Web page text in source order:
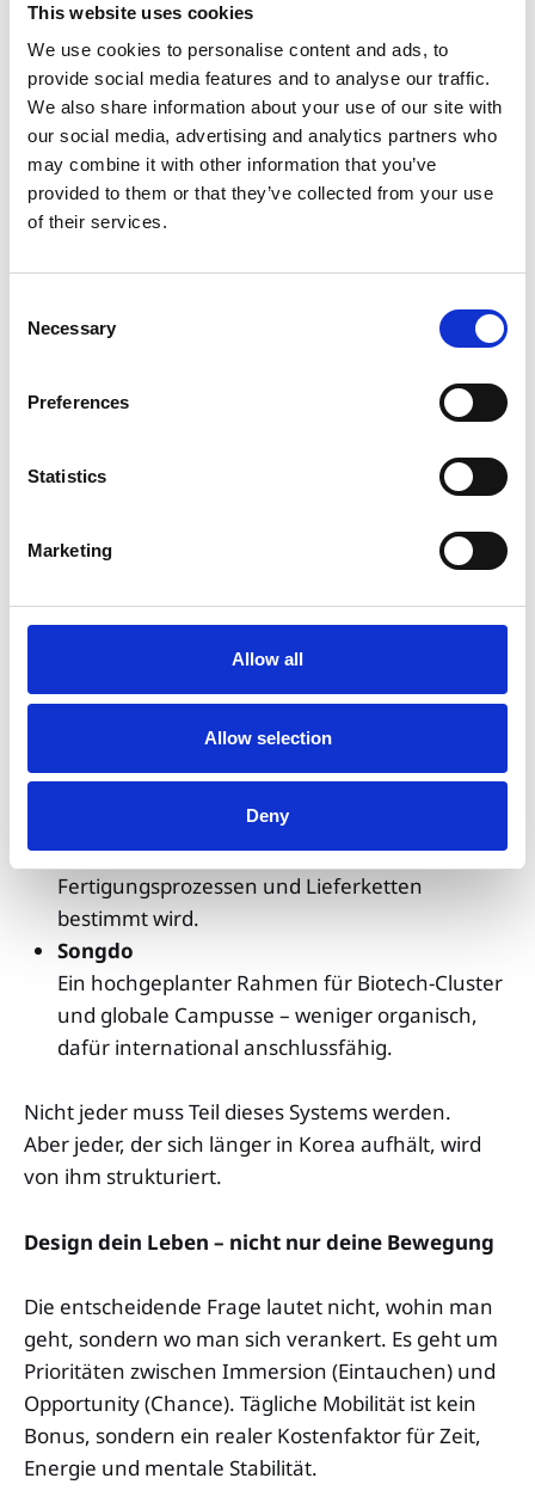
This website uses cookies
We use cookies to personalise content and ads, to
provide social media features and to analyse our traffic.
We also share information about your use of our site with
our social media, advertising and analytics partners who
may combine it with other information that you’ve
provided to them or that they’ve collected from your use
of their services.
Selection
Necessary
Preferences
Statistics
Marketing
Allow all
Allow selection
Deny
(„schnell-schnell“) ist kein bloßes Temperament,
sondern das Ergebnis eines komprimierten
Wachstums.
Ein ressourcenarmes Land hat Industrialisierung
in Jahrzehnten erreicht – nicht in Jahrhunderten.
Diese Logik unterscheidet sich deutlich von der
verfolgen jedoch dasselbe Ziel:
Wettbewerbsfähigkeit unter unterschiedlichen
historischen Bedingungen.
Zentrale Hubs und ihre Funktionen
Gangnam / Teheran-ro
Ein permanenter Beweisraum für Start-ups und
Konzerne. Sichtbarkeit ersetzt hier Sicherheit.
Seoul National University (Gwanak)
von urbaner Ablenkung – Konzentration als
Pangyo
Das Zentrum der Plattform-Industrie. Hoodies
gnadenlosen Iterationslogik.
Eine Stadt, deren Rhythmus vollständig von
Fertigungsprozessen und Lieferketten
bestimmt wird.
Songdo
Ein hochgeplanter Rahmen für Biotech-Cluster
und globale Campusse – weniger organisch,
dafür international anschlussfähig.
Nicht jeder muss Teil dieses Systems werden.
Aber jeder, der sich länger in Korea aufhält, wird
von ihm strukturiert.
Design dein Leben – nicht nur deine Bewegung
Die entscheidende Frage lautet nicht, wohin man
geht, sondern wo man sich verankert. Es geht um
Prioritäten zwischen Immersion (Eintauchen) und
Opportunity (Chance). Tägliche Mobilität ist kein
Bonus, sondern ein realer Kostenfaktor für Zeit,
Energie und mentale Stabilität.